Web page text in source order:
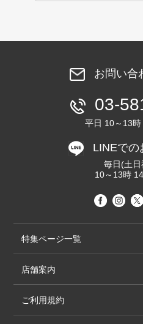
お問い合
03-
平日 10～13
LINEでの
毎日(土日
10～13時
特集ページ一覧
店舗案内
ご利用規約